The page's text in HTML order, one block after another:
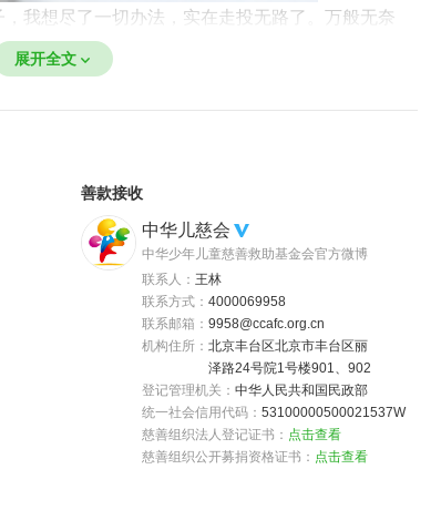
我想尽了一切办法，实在走投无路了。万般无奈
却遭医院拒绝。但无论如何，我希望儿子能理
抚着儿子。
展开全文
善款接收
中华儿慈会
中华少年儿童慈善救助基金会官方微博
联系人： 王林
联系方式： 4000069958
联系邮箱： 9958@ccafc.org.cn
机构住所： 北京丰台区北京市丰台区丽
泽路24号院1号楼901、902
登记管理机关： 中华人民共和国民政部
统一社会信用代码： 53100000500021537W
慈善组织法人登记证书： 点击查看
慈善组织公开募捐资格证书： 点击查看